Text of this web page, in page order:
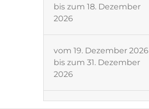
bis zum 18. Dezember
2026
vom 19. Dezember 2026
bis zum 31. Dezember
2026